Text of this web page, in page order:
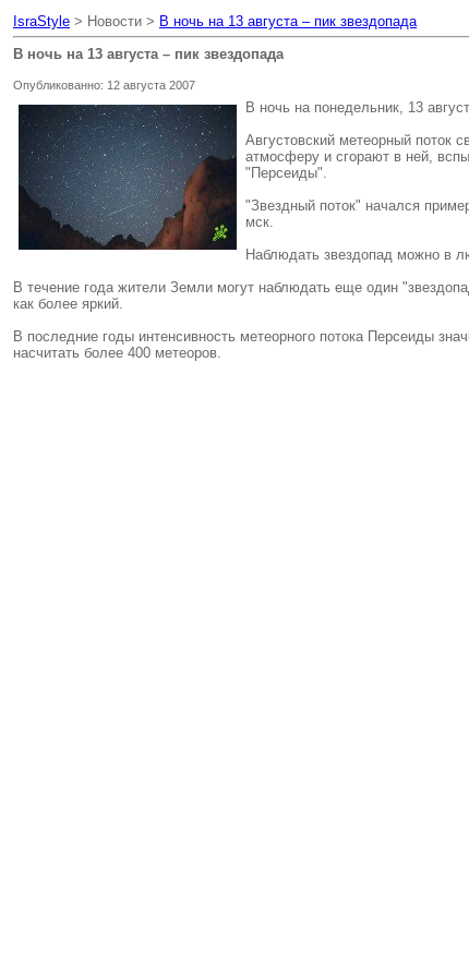
IsraStyle > Новости > В ночь на 13 августа – пик звездопада
В ночь на 13 августа – пик звездопада
Опубликованно: 12 августа 2007
В ночь на понедельник, 13
Августовский метеорный поток
атмосферу и сгорают в ней,
"Персеиды".
"Звездный поток" начался
мск.
Наблюдать звездопад можно в
В течение года жители Земли могут наблюдать еще один
как более яркий.
В последние годы интенсивность метеорного потока Персеиды
насчитать более 400 метеоров.